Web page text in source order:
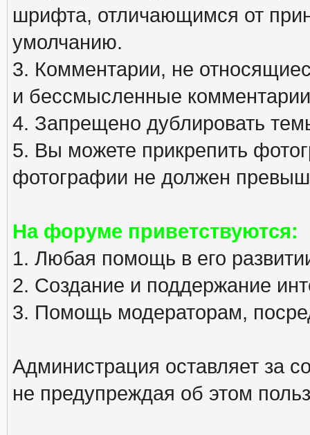
шрифта, отличающимся от
умолчанию.
3. Комментарии, не
и бессмысленные
4. Запрещено дублировать
5. Вы можете прикрепить
фотографии не должен
На форуме приветствуются:
1. Любая помощь в его
2. Создание и поддержание
3. Помощь модераторам,
Администрация оставляет за
не предупреждая об этом